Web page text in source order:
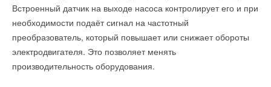
Встроенный датчик на выходе насоса контролирует его и при
необходимости подаёт сигнал на частотный
преобразователь, который повышает или снижает обороты
электродвигателя. Это позволяет менять
производительность оборудования.